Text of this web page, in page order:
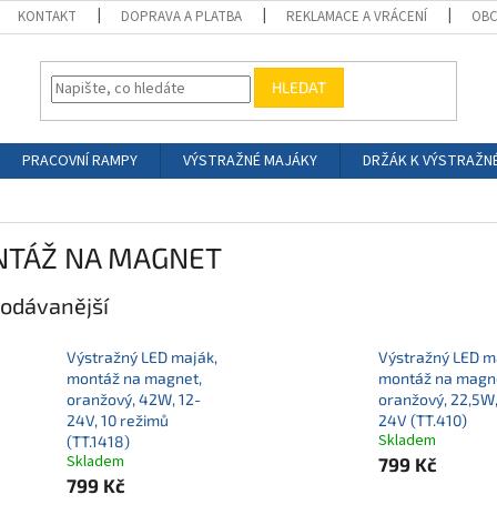
KONTAKT DOPRAVA A PLATBA REKLAMACE A VRÁCENÍ
HLEDAT
PRACOVNÍ RAMPY VÝSTRAŽNÉ MAJÁKY
DRŽÁK K
NA MAGNET
Výstražný LED maják,
montáž na magnet,
oranžový, 42W, 12-
24V, 10 režimů
(TT.1418)
Skladem
799 Kč
Výstražný LED
montáž na
oranžový,
24V (TT.410)
Skladem
799 Kč